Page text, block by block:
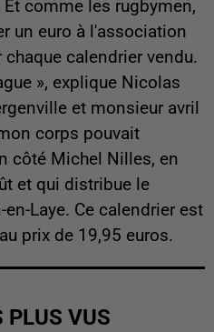
comme les rugbymen,
un euro à l'association
calendrier vendu.
», explique Nicolas
et monsieur avril
corps pouvait
côté Michel Nilles, en
et qui distribue le
Laye. Ce calendrier est
prix de 19,95 euros.
PLUS VUS